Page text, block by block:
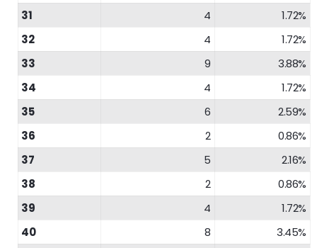
31
4
1.72%
32
4
1.72%
33
9
3.88%
34
4
1.72%
35
6
2.59%
36
2
0.86%
37
5
2.16%
38
2
0.86%
39
4
1.72%
40
8
3.45%